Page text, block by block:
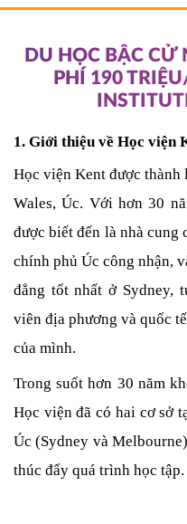
DU HỌC BẬC CỬ
PHÍ 190
1. Giới thiệu về Học viện
Học viện Kent được thành
Wales, Úc. Với hơn 30
được biết đến là nhà cung
chính phủ Úc công nhận,
đẳng tốt nhất ở Sydney,
viên địa phương và quốc
của mình.
Trong suốt hơn 30 năm
Học viện đã có hai cơ sở
Úc (Sydney và
thúc đẩy quá trình học tập.